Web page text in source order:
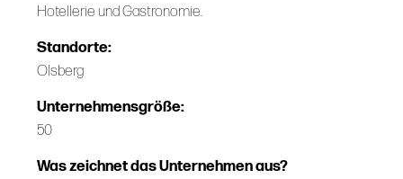
Hotellerie und Gastronomie.
Standorte:
Olsberg
Unternehmensgröße:
50
Was zeichnet das Unternehmen aus?